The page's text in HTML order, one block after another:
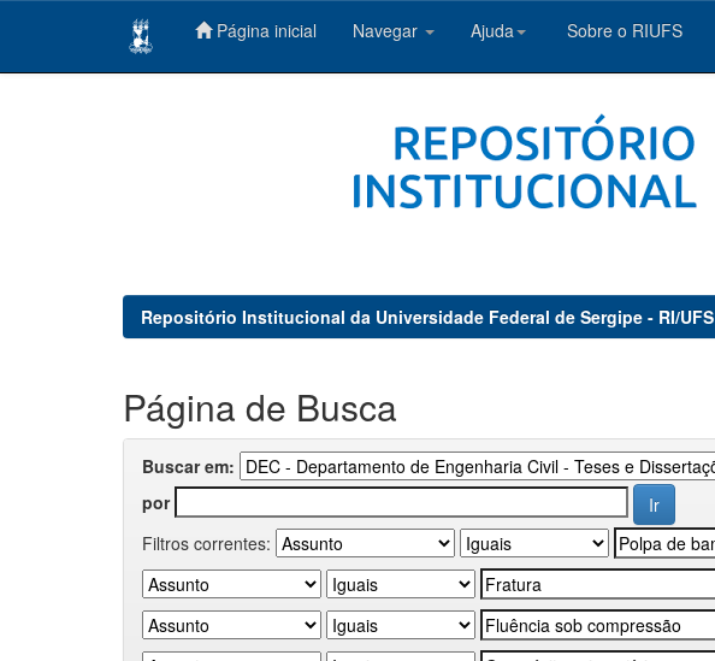
Página inicial Navegar Ajuda Sobre o RIUFS
Repositório Institucional da Universidade Federal de Sergipe - RI/UFS
Página de Busca
Buscar em:
por
Filtros correntes: